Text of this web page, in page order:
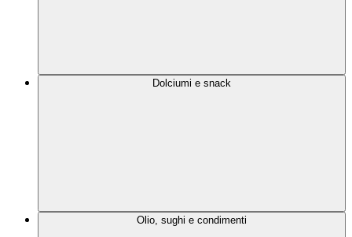
Dolciumi e snack
Olio, sughi e condimenti